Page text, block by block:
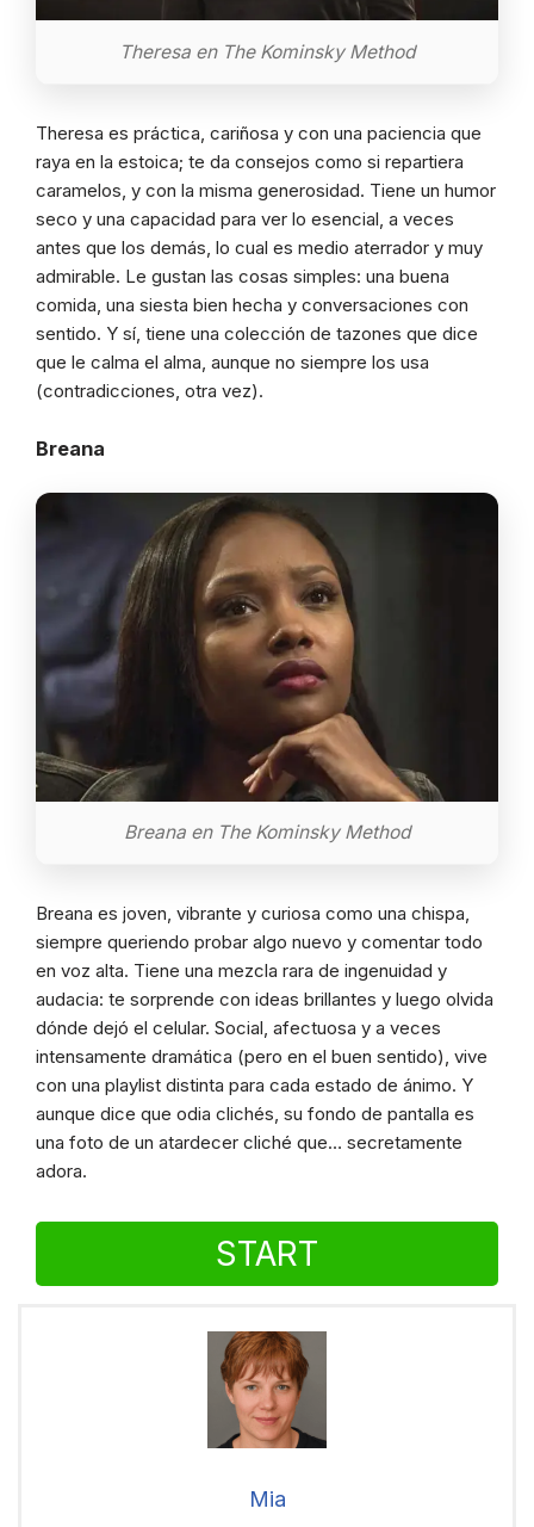
Theresa en The Kominsky Method
Theresa es práctica, cariñosa y con una paciencia que
raya en la estoica; te da consejos como si repartiera
caramelos, y con la misma generosidad. Tiene un humor
seco y una capacidad para ver lo esencial, a veces
antes que los demás, lo cual es medio aterrador y muy
admirable. Le gustan las cosas simples: una buena
comida, una siesta bien hecha y conversaciones con
sentido. Y sí, tiene una colección de tazones que dice
que le calma el alma, aunque no siempre los usa
(contradicciones, otra vez).
Breana
Breana en The Kominsky Method
Breana es joven, vibrante y curiosa como una chispa,
siempre queriendo probar algo nuevo y comentar todo
en voz alta. Tiene una mezcla rara de ingenuidad y
audacia: te sorprende con ideas brillantes y luego olvida
dónde dejó el celular. Social, afectuosa y a veces
intensamente dramática (pero en el buen sentido), vive
con una playlist distinta para cada estado de ánimo. Y
aunque dice que odia clichés, su fondo de pantalla es
una foto de un atardecer cliché que… secretamente
adora.
START
Mia